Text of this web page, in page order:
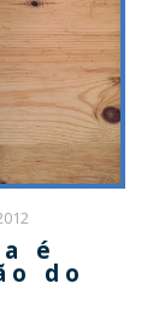
é
do